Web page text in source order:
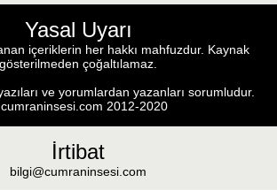
Yasal Uyarı
içeriklerin her hakkı mahfuzdur. Kaynak
gösterilmeden çoğaltılamaz.
ve yorumlardan yazanları sorumludur.
2012-2020
İrtibat
bilgi@cumraninsesi.com